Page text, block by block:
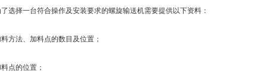
择一台符合操作及安装要求的螺旋输送机需要提供以下资料：
法、加料点的数目及位置；
的位置；